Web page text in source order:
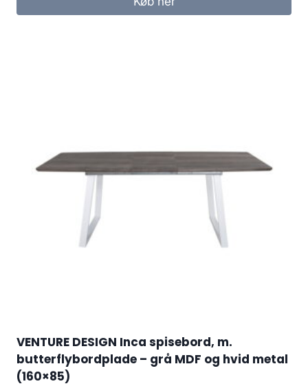
VENTURE DESIGN Inca spisebord, m.
butterflybordplade – grå MDF og hvid metal
(160×85)